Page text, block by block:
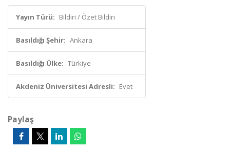
Yayın Türü: Bildiri / Özet Bildiri
Basıldığı Şehir: Ankara
Basıldığı Ülke: Türkiye
Akdeniz Üniversitesi Adresli: Evet
Paylaş